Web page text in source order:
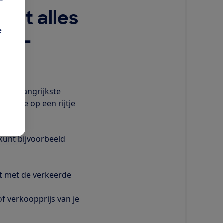
alles
belangrijkste
je op een rijtje
bijvoorbeeld
met de verkeerde
verkoopprijs van je